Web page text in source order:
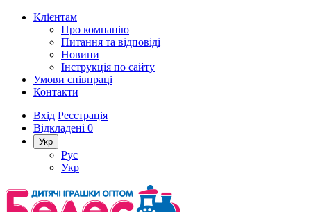
Клієнтам
Про компанію
Питання та відповіді
Новини
Інструкція по сайту
Умови співпраці
Контакти
Вхід Реєстрація
Відкладені 0
Укр
Рус
Укр